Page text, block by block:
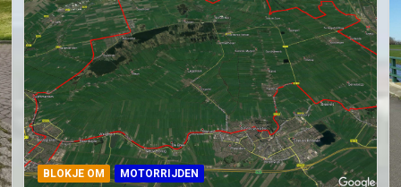
BLOKJE OM MOTORRIJDEN